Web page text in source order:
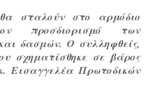
σταλούν στο αρμόδιο
προσδιορισμό των
δασμών. Ο συλληφθείς,
σχηματίσθηκε σε βάρος
Εισαγγελέα Πρωτοδικών